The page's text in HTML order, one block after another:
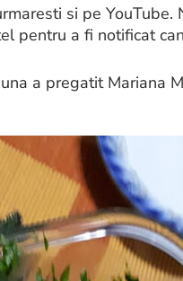
si pe YouTube.
pentru a fi notificat
a pregatit Mariana